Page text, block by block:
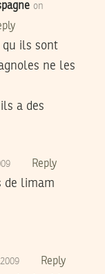
on
qu ils sont
ne les
a des
Reply
de limam
Reply